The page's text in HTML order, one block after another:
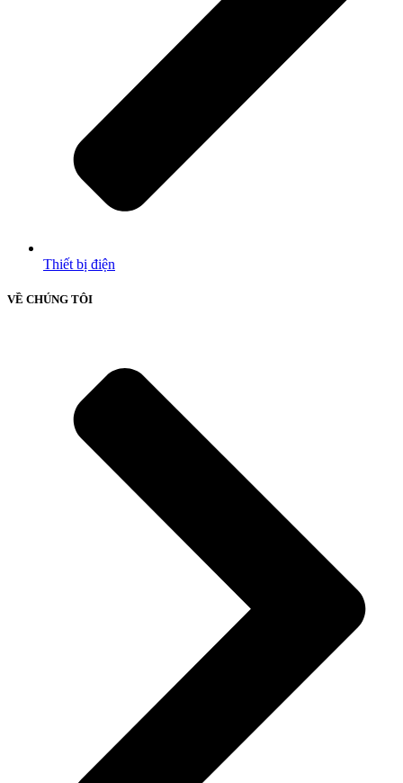
Thiết bị điện
VỀ CHÚNG TÔI